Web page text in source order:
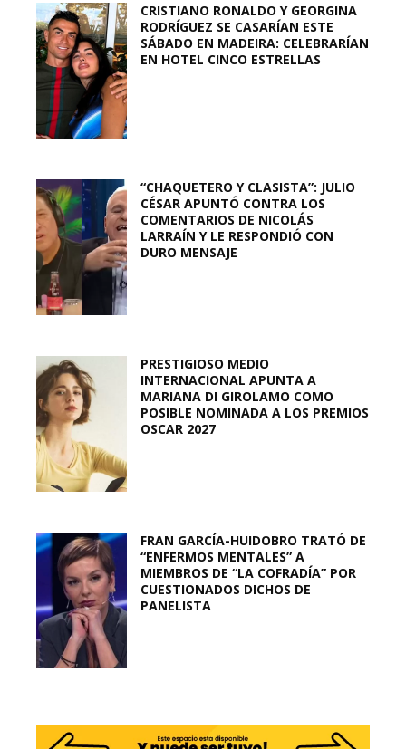
CRISTIANO RONALDO Y GEORGINA
RODRÍGUEZ SE CASARÍAN ESTE
SÁBADO EN MADEIRA: CELEBRARÍAN
EN HOTEL CINCO ESTRELLAS
“CHAQUETERO Y CLASISTA”: JULIO
CÉSAR APUNTÓ CONTRA LOS
COMENTARIOS DE NICOLÁS
LARRAÍN Y LE RESPONDIÓ CON
DURO MENSAJE
PRESTIGIOSO MEDIO
INTERNACIONAL APUNTA A
MARIANA DI GIROLAMO COMO
POSIBLE NOMINADA A LOS PREMIOS
OSCAR 2027
FRAN GARCÍA-HUIDOBRO TRATÓ DE
“ENFERMOS MENTALES” A
MIEMBROS DE “LA COFRADÍA” POR
CUESTIONADOS DICHOS DE
PANELISTA